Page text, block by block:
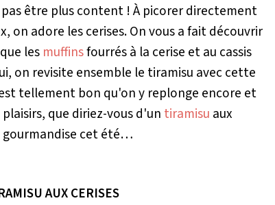
être plus content ! À picorer directement
on adore les cerises. On vous a fait découvrir
les muffinsfourrés à la cerise et au cassis
on revisite ensemble le tiramisu avec cette
tellement bon qu'on y replonge encore et
que diriez-vous d'un tiramisu aux
gourmandise cet été…
AUX CERISES